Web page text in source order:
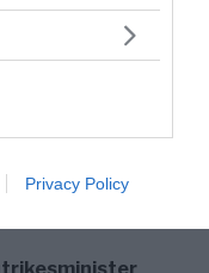
You may click to
in below Google
Privacy Policy
doktrinen att
åtgärd”.
månad höll
samtal sedan
detaljerade förslag